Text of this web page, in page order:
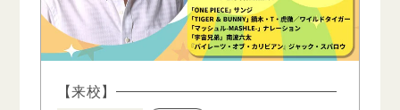
【来校】